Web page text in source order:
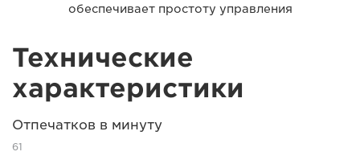
обеспечивает простоту управления
Технические
характеристики
Отпечатков в минуту
61